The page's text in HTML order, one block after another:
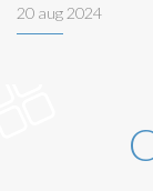
20 aug 2024